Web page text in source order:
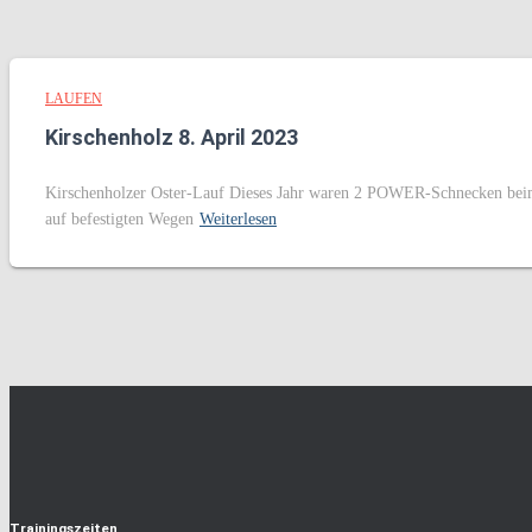
LAUFEN
Kirschenholz 8. April 2023
Kirschenholzer Oster-Lauf Dieses Jahr waren 2 POWER-Schnecken
auf befestigten Wegen Weiterlesen
Trainingszeiten